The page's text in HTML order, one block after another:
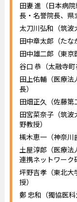
田妻 進（日本病
長・名誉院長、県
太刀川弘和（筑波
田中章太郎（たな
田中雄二郎（東京
谷口 恭（太融寺町
田上佑輔（医療
長）
田畑正久（佐藤第
田宮菜奈子（筑
野教授）
槻木恵一（神奈川
土屋淳郎（医療法
連携ネットワーク
坪野吉孝（東北大
授）
鄭 忠和（獨協医